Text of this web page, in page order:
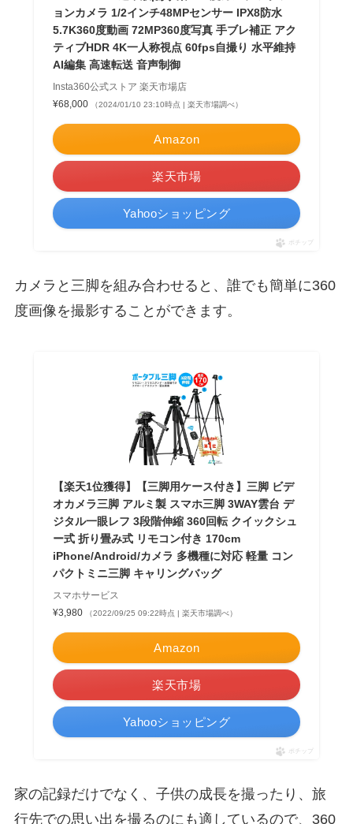
ョンカメラ 1/2インチ48MPセンサー IPX8防水
5.7K360度動画 72MP360度写真 手ブレ補正 アク
ティブHDR 4K一人称視点 60fps自撮り 水平維持
AI編集 高速転送 音声制御
Insta360公式ストア 楽天市場店
¥68,000
（2024/01/10 23:10時点 | 楽天市場調べ）
Amazon
楽天市場
Yahooショッピング
ポチップ
カメラと三脚を組み合わせると、誰でも簡単に360
度画像を撮影することができます。
【楽天1位獲得】【三脚用ケース付き】三脚 ビデ
オカメラ三脚 アルミ製 スマホ三脚 3WAY雲台 デ
ジタル一眼レフ 3段階伸縮 360回転 クイックシュ
ー式 折り畳み式 リモコン付き 170cm
iPhone/Android/カメラ 多機種に対応 軽量 コン
パクトミニ三脚 キャリングバッグ
スマホサービス
¥3,980
（2022/09/25 09:22時点 | 楽天市場調べ）
Amazon
楽天市場
Yahooショッピング
ポチップ
家の記録だけでなく、子供の成長を撮ったり、旅
行先での思い出を撮るのにも適しているので、360